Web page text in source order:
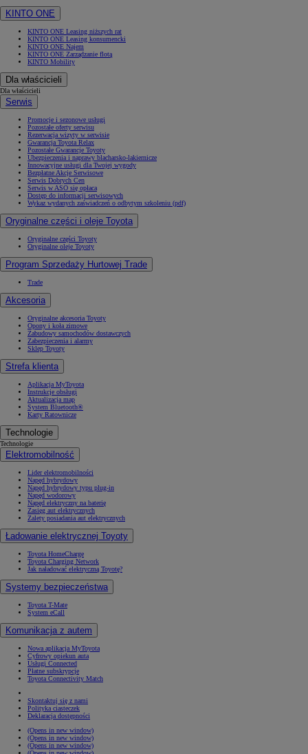
KINTO ONE
KINTO ONE Leasing niższych rat
KINTO ONE Leasing konsumencki
KINTO ONE Najem
KINTO ONE Zarządzanie flotą
KINTO Mobility
Dla właścicieli
Dla właścicieli
Serwis
Promocje i sezonowe usługi
Pozostałe oferty serwisu
Rezerwacja wizyty w serwisie
Gwarancja Toyota Relax
Pozostałe Gwarancje Toyoty
Ubezpieczenia i naprawy blacharsko-lakiernicze
Innowacyjne usługi dla Twojej wygody
Bezpłatne Akcje Serwisowe
Serwis Dobrych Cen
Serwis w ASO się opłaca
Dostęp do informacji serwisowych
Wykaz wydanych zaświadczeń o odbytym szkoleniu (pdf)
Oryginalne części i oleje Toyota
Oryginalne części Toyoty
Oryginalne oleje Toyoty
Program Sprzedaży Hurtowej Trade
Trade
Akcesoria
Oryginalne akcesoria Toyoty
Opony i koła zimowe
Zabudowy samochodów dostawczych
Zabezpieczenia i alarmy
Sklep Toyoty
Strefa klienta
Aplikacja MyToyota
Instrukcje obsługi
Aktualizacja map
System Bluetooth®
Karty Ratownicze
Technologie
Technologie
Elektromobilność
Lider elektromobilności
Napęd hybrydowy
Napęd hybrydowy typu plug-in
Napęd wodorowy
Napęd elektryczny na baterię
Zasięg aut elektrycznych
Zalety posiadania aut elektrycznych
Ładowanie elektrycznej Toyoty
Toyota HomeCharge
Toyota Charging Network
Jak naładować elektryczną Toyotę?
Systemy bezpieczeństwa
Toyota T-Mate
System eCall
Komunikacja z autem
Nowa aplikacja MyToyota
Cyfrowy opiekun auta
Usługi Connected
Płatne subskrypcje
Toyota Connectivity Match
Skontaktuj się z nami
Polityka ciasteczek
Deklaracja dostępności
(Opens in new window)
(Opens in new window)
(Opens in new window)